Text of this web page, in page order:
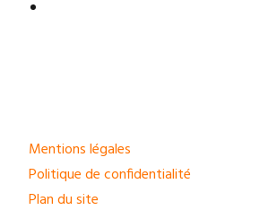
Mentions légales
Politique de confidentialité
Plan du site